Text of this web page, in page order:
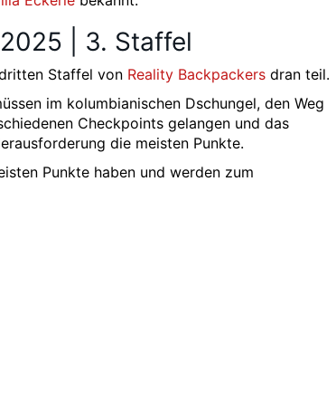
| 3. Staffel
Staffel von Reality Backpackers dran teil.
im kolumbianischen Dschungel, den Weg
Checkpoints gelangen und das
die meisten Punkte.
Punkte haben und werden zum